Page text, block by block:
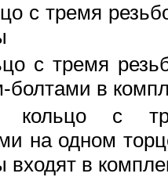
с тремя
с тремя
в
кольцо с
на одном
в